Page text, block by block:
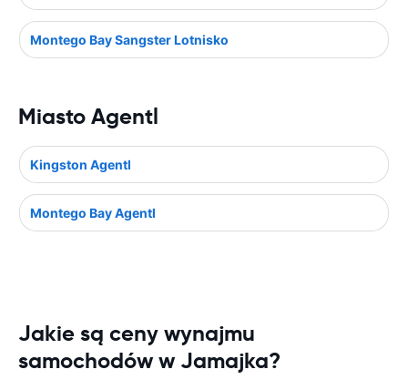
Montego Bay Sangster Lotnisko
Miasto Agentl
Kingston Agentl
Montego Bay Agentl
Jakie są ceny wynajmu
samochodów w Jamajka?